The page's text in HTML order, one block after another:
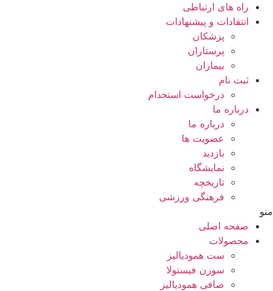
راه های ارتباطی
انتقادات و پيشنهادات
پزشكان
پرستاران
بيماران
ثبت نام
درخواست استخدام
درباره ما
درباره ما
عضویت ها
بازدید
نمایشگاه
تاريخچه
فرهنگی ورزشی
منو
صفحه اصلی
محصولات
ست همودیالیز
سوزن فیستولا
صافی همودیالیز